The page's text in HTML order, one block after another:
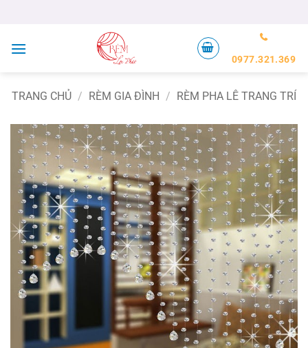
nội
0977.321.369
TRANG CHỦ / RÈM GIA ĐÌNH / RÈM PHA LÊ TRANG TRÍ